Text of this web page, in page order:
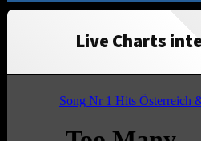
Live Charts